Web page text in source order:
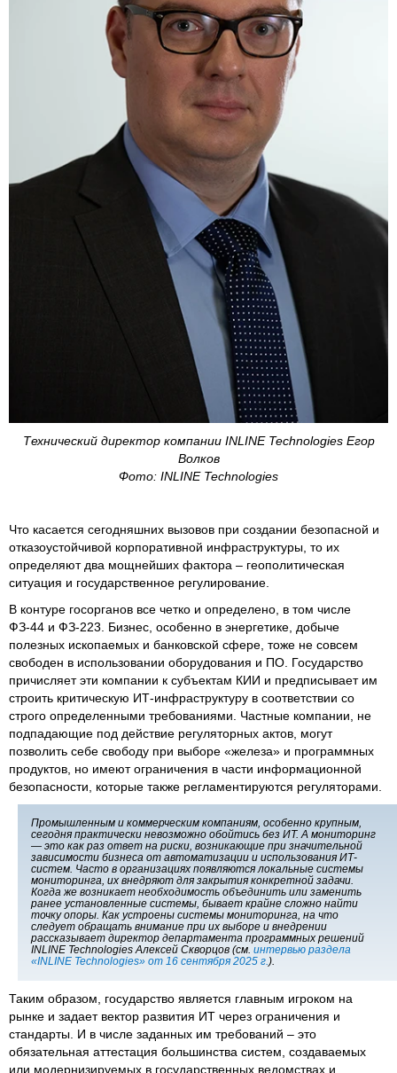
Технический директор компании INLINE Technologies Егор
Волков
Фото: INLINE Technologies
Что касается сегодняшних вызовов при создании безопасной и
отказоустойчивой корпоративной инфраструктуры, то их
определяют два мощнейших фактора – геополитическая
ситуация и государственное регулирование.
В контуре госорганов все четко и определено, в том числе
ФЗ-44 и ФЗ-223. Бизнес, особенно в энергетике, добыче
полезных ископаемых и банковской сфере, тоже не совсем
свободен в использовании оборудования и ПО. Государство
причисляет эти компании к субъектам КИИ и предписывает им
строить критическую ИТ-инфраструктуру в соответствии со
строго определенными требованиями. Частные компании, не
подпадающие под действие регуляторных актов, могут
позволить себе свободу при выборе «железа» и программных
продуктов, но имеют ограничения в части информационной
безопасности, которые также регламентируются регуляторами.
Промышленным и коммерческим компаниям, особенно крупным,
сегодня практически невозможно обойтись без ИТ. А мониторинг
— это как раз ответ на риски, возникающие при значительной
зависимости бизнеса от автоматизации и использования ИТ-
систем. Часто в организациях появляются локальные системы
мониторинга, их внедряют для закрытия конкретной задачи.
Когда же возникает необходимость объединить или заменить
ранее установленные системы, бывает крайне сложно найти
точку опоры. Как устроены системы мониторинга, на что
следует обращать внимание при их выборе и внедрении
рассказывает директор департамента программных решений
INLINE Technologies Алексей Скворцов (см. интервью раздела
«INLINE Technologies» от 16 сентября 2025 г.).
Таким образом, государство является главным игроком на
рынке и задает вектор развития ИТ через ограничения и
стандарты. И в числе заданных им требований – это
обязательная аттестация большинства систем, создаваемых
или модернизируемых в государственных ведомствах и